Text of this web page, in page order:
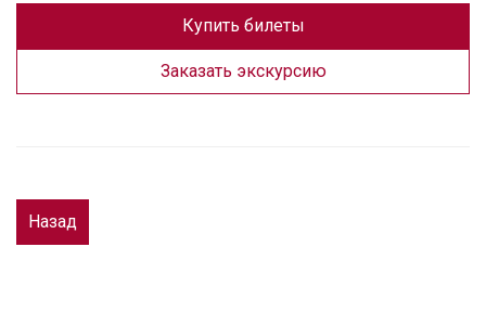
Купить билеты
Заказать экскурсию
Назад